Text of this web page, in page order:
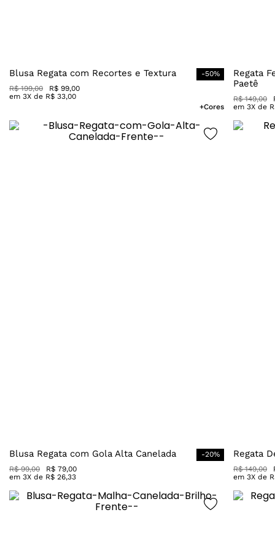
Blusa Regata com Recortes e Textura -50%
R$ 199,00 R$ 99,00
em 3X de R$ 33,00
+Cores
Regata
Paetê
R$ 149,00
em 3X de
Blusa Regata com Gola Alta Canelada -20%
R$ 99,00 R$ 79,00
em 3X de R$ 26,33
Regata
R$ 149,00
em 3X de